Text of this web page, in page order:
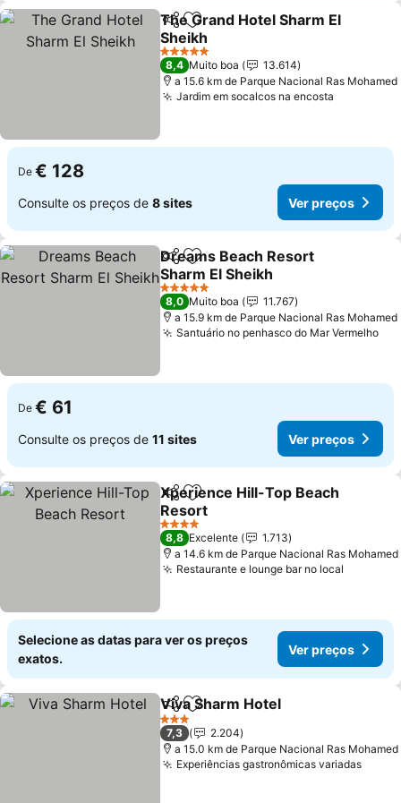
PartilharAdicionar aos favoritos
The Grand Hotel Sharm El
Sheikh
5 Estrelas
8,4 Muito boa
13.614
a 15.6 km de Parque Nacional Ras Mohamed
Jardim em socalcos na encosta
De € 128
Consulte os preços de 8 sites Ver preços
PartilharAdicionar aos favoritos
Dreams Beach Resort
Sharm El Sheikh
5 Estrelas
8,0 Muito boa
11.767
a 15.9 km de Parque Nacional Ras Mohamed
Santuário no penhasco do Mar Vermelho
De € 61
Consulte os preços de 11 sites Ver preços
PartilharAdicionar aos favoritos
Xperience Hill-Top Beach
Resort
4 Estrelas
8,8 Excelente
1.713
a 14.6 km de Parque Nacional Ras Mohamed
Restaurante e lounge bar no local
Selecione as datas para ver os preços
exatos.
Ver preços
PartilharAdicionar aos favoritos
Viva Sharm Hotel
3 Estrelas
7,3
2.204
a 15.0 km de Parque Nacional Ras Mohamed
Experiências gastronômicas variadas